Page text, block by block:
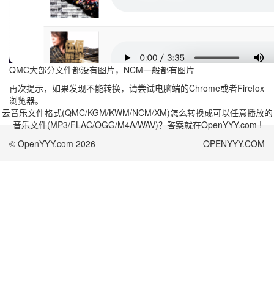
QMC大部分文件都没有图片，NCM一般都有图片
再次提示，如果发现不能转换，请尝试电脑端的Chrome或者Firefox
浏览器。
云音乐文件格式(QMC/KGM/KWM/NCM/XM)怎么转换成可以任意播放的
音乐文件(MP3/FLAC/OGG/M4A/WAV)？答案就在OpenYYY.com !
© OpenYYY.com 2026
OPENYYY.COM